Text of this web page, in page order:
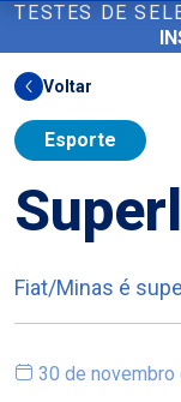
TESTES DE
Voltar
Esporte
Fiat/Minas é
30 de